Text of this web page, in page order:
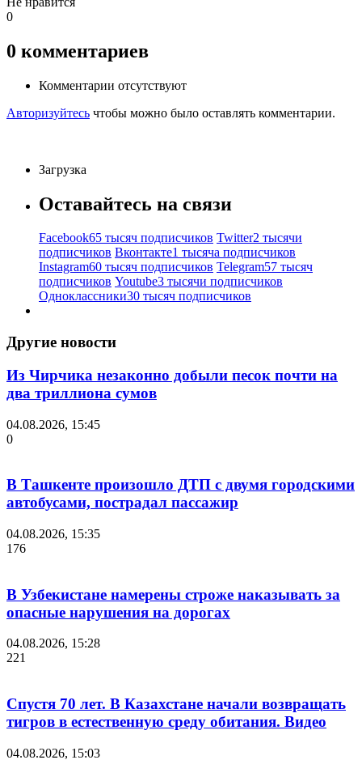
0
0 комментариев
Комментарии отсутствуют
Авторизуйтесь чтобы можно было оставлять комментарии.
Загрузка
Оставайтесь на связи
Facebook65 тысяч подписчиков Twitter2 тысячи
подписчиков Вконтакте1 тысяча подписчиков
Instagram60 тысяч подписчиков Telegram57 тысяч
подписчиков Youtube3 тысячи подписчиков
Одноклассники30 тысяч подписчиков
Другие новости
Из Чирчика незаконно добыли песок почти на
два триллиона сумов
04.08.2026, 15:45
0
В Ташкенте произошло ДТП с двумя городскими
автобусами, пострадал пассажир
04.08.2026, 15:35
176
В Узбекистане намерены строже наказывать за
опасные нарушения на дорогах
04.08.2026, 15:28
221
Спустя 70 лет. В Казахстане начали возвращать
тигров в естественную среду обитания. Видео
04.08.2026, 15:03